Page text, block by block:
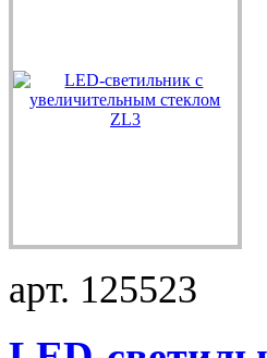
арт. 125523